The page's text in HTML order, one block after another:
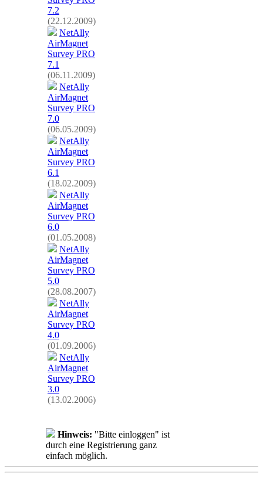
7.2
(22.12.2009)
NetAlly
AirMagnet
Survey PRO
7.1
(06.11.2009)
NetAlly
AirMagnet
Survey PRO
7.0
(06.05.2009)
NetAlly
AirMagnet
Survey PRO
6.1
(18.02.2009)
NetAlly
AirMagnet
Survey PRO
6.0
(01.05.2008)
NetAlly
AirMagnet
Survey PRO
5.0
(28.08.2007)
NetAlly
AirMagnet
Survey PRO
4.0
(01.09.2006)
NetAlly
AirMagnet
Survey PRO
3.0
(13.02.2006)
Hinweis: "Bitte einloggen" ist
durch eine Registrierung ganz
einfach möglich.